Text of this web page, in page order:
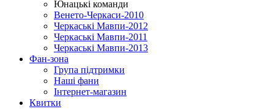
Юнацькі команди
Венето-Черкаси-2010
Черкаські Мавпи-2012
Черкаські Мавпи-2011
Черкаські Мавпи-2013
Фан-зона
Група підтримки
Наші фани
Інтернет-магазин
Квитки